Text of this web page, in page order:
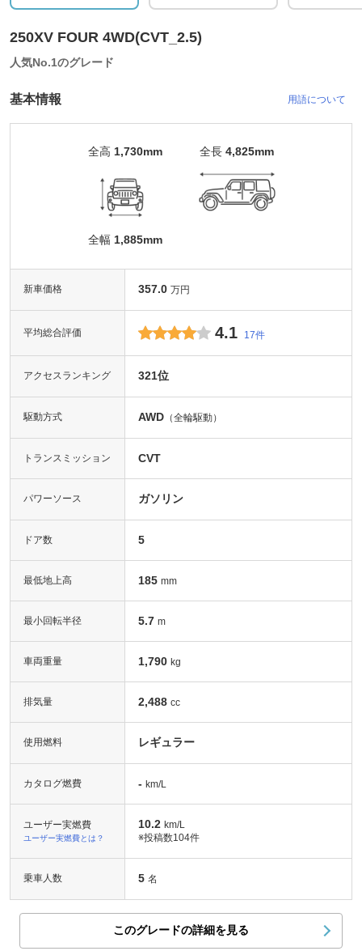
250XV FOUR 4WD(CVT_2.5)
人気No.1のグレード
基本情報 用語について
全高 1,730mm
全幅 1,885mm
全長 4,825mm
新車価格 357.0 万円
平均総合評価 4.1 17件
アクセスランキング 321位
駆動方式 AWD （全輪駆動）
トランスミッション CVT
パワーソース ガソリン
ドア数 5
最低地上高 185 mm
最小回転半径 5.7 m
車両重量 1,790 kg
排気量 2,488 cc
使用燃料 レギュラー
カタログ燃費 - km/L
ユーザー実燃費
ユーザー実燃費とは？
10.2 km/L
※投稿数104件
乗車人数 5 名
このグレードの詳細を見る